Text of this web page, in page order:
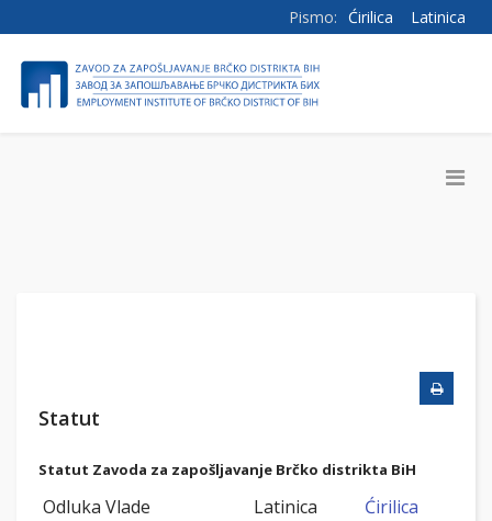
Pismo: Ćirilica Latinica
Statut
Statut Zavoda za zapošljavanje Brčko distrikta BiH
Odluka Vlade Latinica
Ćirilica